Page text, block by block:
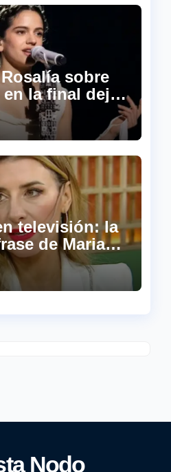
sobre
la final dejó
en
televisión: la
de Mariana
el ajuste
Nodo